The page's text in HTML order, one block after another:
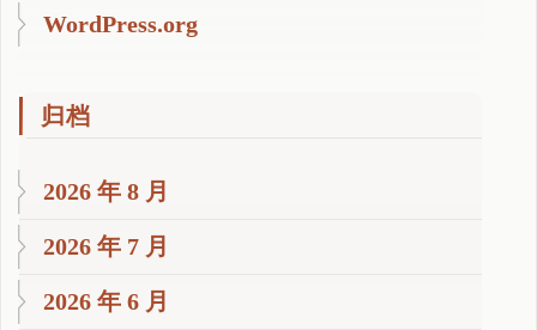
WordPress.org
归档
2026 年 8 月
2026 年 7 月
2026 年 6 月